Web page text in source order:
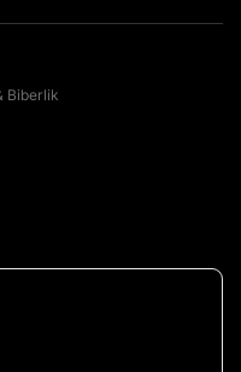
Biberlik